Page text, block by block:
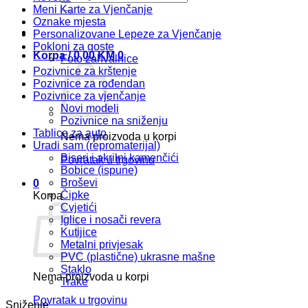
Korpa /0,00KM 0
Nema proizvoda u korpi
Povratak u trgovinu
0
Korpa
Nema proizvoda u korpi
Povratak u trgovinu
Meni Karte za Vjenčanje
Oznake mjesta
Personalizovane Lepeze za Vjenčanje
Pokloni za goste
Foto zahvalnice
Pozivnice za krštenje
Pozivnice za rođendan
Pozivnice za vjenčanje
Novi modeli
Pozivnice na sniženju
Tablice za auto
Uradi sam (repromaterijal)
Biseri i akrilni kamenčići
Bobice (ispune)
Broševi
Čipke
Cvjetići
Iglice i nosači revera
Kutijice
Metalni privjesak
PVC (plastične) ukrasne mašne
Staklo
Trake
Sniženje